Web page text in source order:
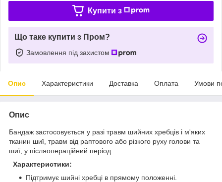
Купити з
Що таке купити з Пром?
Замовлення під захистом
Опис Характеристики Доставка Оплата Умови
Опис
Бандаж застосовується у разі травм шийних хребців і м'яких
тканин шиї, травм від раптового або різкого руху голови та
шиї, у післяопераційний період.
Характеристики:
Підтримує шийні хребці в прямому положенні.